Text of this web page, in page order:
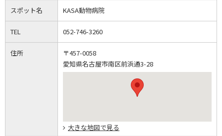
スポット名 KASA動物病院
TEL 052-746-3260
住所
〒457-0058
愛知県名古屋市南区前浜通3-28
大きな地図で見る